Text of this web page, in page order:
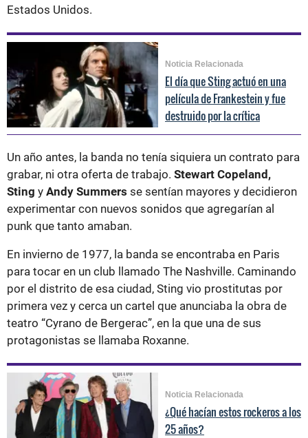
Estados Unidos.
Noticia Relacionada
El día que Sting actuó en una
película de Frankestein y fue
destruido por la crítica
Un año antes, la banda no tenía siquiera un contrato para
grabar, ni otra oferta de trabajo. Stewart Copeland,
Sting y Andy Summers se sentían mayores y decidieron
experimentar con nuevos sonidos que agregarían al
punk que tanto amaban.
En invierno de 1977, la banda se encontraba en Paris
para tocar en un club llamado The Nashville. Caminando
por el distrito de esa ciudad, Sting vio prostitutas por
primera vez y cerca un cartel que anunciaba la obra de
teatro “Cyrano de Bergerac”, en la que una de sus
protagonistas se llamaba Roxanne.
Noticia Relacionada
¿Qué hacían estos rockeros a los
25 años?